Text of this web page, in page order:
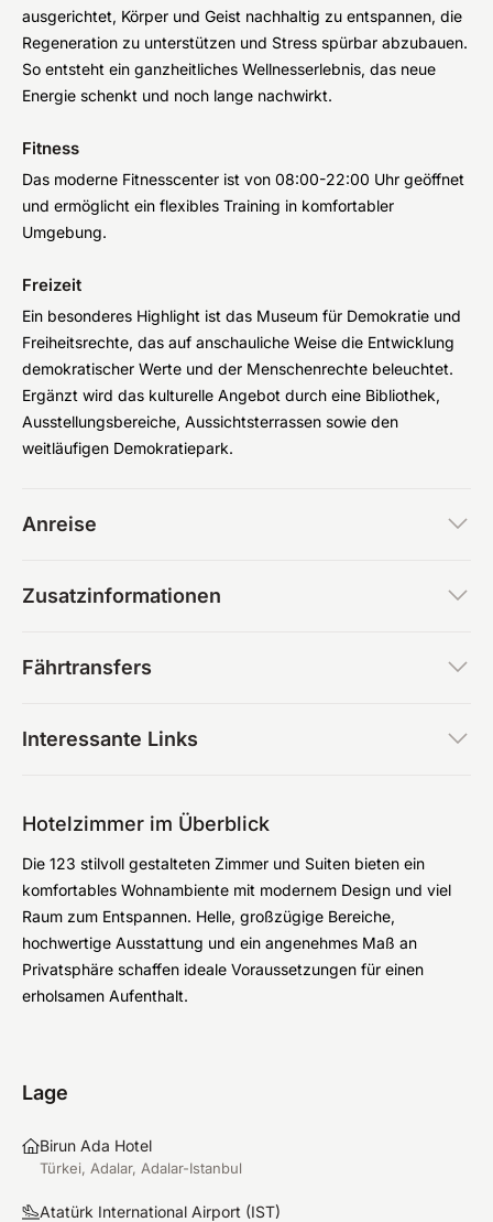
ausgerichtet, Körper und Geist nachhaltig zu entspannen, die
Regeneration zu unterstützen und Stress spürbar abzubauen.
So entsteht ein ganzheitliches Wellnesserlebnis, das neue
Energie schenkt und noch lange nachwirkt.
Fitness
Das moderne Fitnesscenter ist von 08:00-22:00 Uhr geöffnet
und ermöglicht ein flexibles Training in komfortabler
Umgebung.
Freizeit
Ein besonderes Highlight ist das Museum für Demokratie und
Freiheitsrechte, das auf anschauliche Weise die Entwicklung
demokratischer Werte und der Menschenrechte beleuchtet.
Ergänzt wird das kulturelle Angebot durch eine Bibliothek,
Ausstellungsbereiche, Aussichtsterrassen sowie den
weitläufigen Demokratiepark.
Anreise
Zusatzinformationen
Fährtransfers
Interessante Links
Hotelzimmer im Überblick
Die 123 stilvoll gestalteten Zimmer und Suiten bieten ein
komfortables Wohnambiente mit modernem Design und viel
Raum zum Entspannen. Helle, großzügige Bereiche,
hochwertige Ausstattung und ein angenehmes Maß an
Privatsphäre schaffen ideale Voraussetzungen für einen
erholsamen Aufenthalt.
Lage
Birun Ada Hotel
Türkei, Adalar, Adalar-Istanbul
Atatürk International Airport (IST)